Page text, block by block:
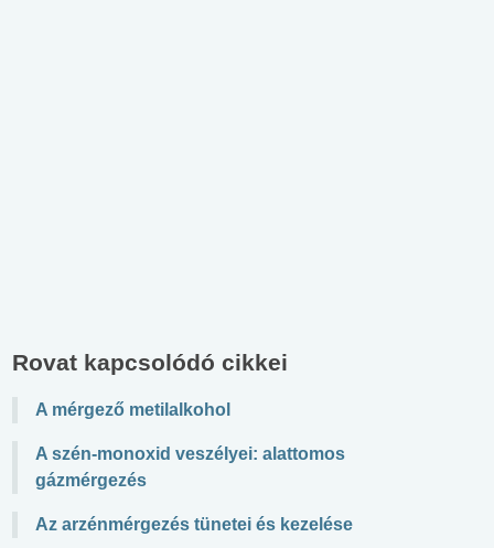
Rovat kapcsolódó cikkei
A mérgező metilalkohol
A szén-monoxid veszélyei: alattomos
gázmérgezés
Az arzénmérgezés tünetei és kezelése